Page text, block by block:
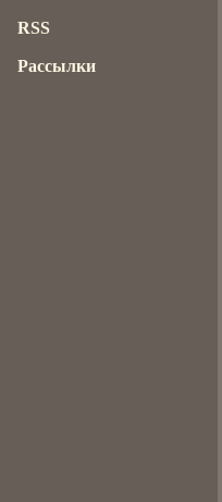
RSS
Рассылки